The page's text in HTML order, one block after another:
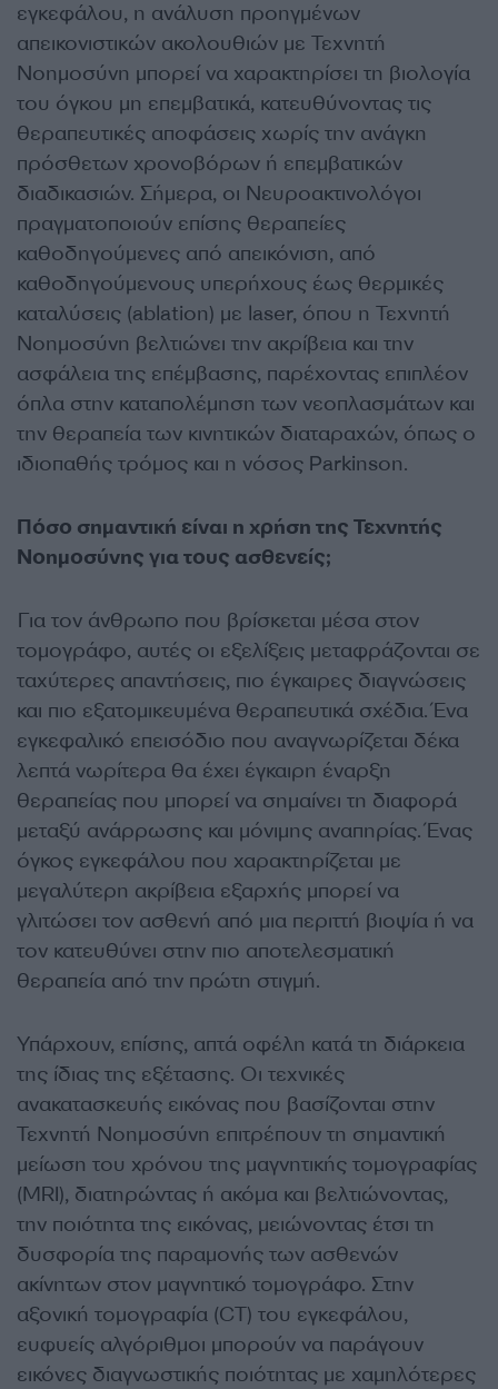
εγκεφάλου, η ανάλυση προηγμένων
απεικονιστικών ακολουθιών με Τεχνητή
Νοημοσύνη μπορεί να χαρακτηρίσει τη βιολογία
του όγκου μη επεμβατικά, κατευθύνοντας τις
θεραπευτικές αποφάσεις χωρίς την ανάγκη
πρόσθετων χρονοβόρων ή επεμβατικών
διαδικασιών. Σήμερα, οι Νευροακτινολόγοι
πραγματοποιούν επίσης θεραπείες
καθοδηγούμενες από απεικόνιση, από
καθοδηγούμενους υπερήχους έως θερμικές
καταλύσεις (ablation) με laser, όπου η Τεχνητή
Νοημοσύνη βελτιώνει την ακρίβεια και την
ασφάλεια της επέμβασης, παρέχοντας επιπλέον
όπλα στην καταπολέμηση των νεοπλασμάτων και
την θεραπεία των κινητικών διαταραχών, όπως ο
ιδιοπαθής τρόμος και η νόσος Parkinson.
Πόσο σημαντική είναι η χρήση της Τεχνητής
Νοημοσύνης για τους ασθενείς;
Για τον άνθρωπο που βρίσκεται μέσα στον
τομογράφο, αυτές οι εξελίξεις μεταφράζονται σε
ταχύτερες απαντήσεις, πιο έγκαιρες διαγνώσεις
και πιο εξατομικευμένα θεραπευτικά σχέδια. Ένα
εγκεφαλικό επεισόδιο που αναγνωρίζεται δέκα
λεπτά νωρίτερα θα έχει έγκαιρη έναρξη
θεραπείας που μπορεί να σημαίνει τη διαφορά
μεταξύ ανάρρωσης και μόνιμης αναπηρίας. Ένας
όγκος εγκεφάλου που χαρακτηρίζεται με
μεγαλύτερη ακρίβεια εξαρχής μπορεί να
γλιτώσει τον ασθενή από μια περιττή βιοψία ή να
τον κατευθύνει στην πιο αποτελεσματική
θεραπεία από την πρώτη στιγμή.
Υπάρχουν, επίσης, απτά οφέλη κατά τη διάρκεια
της ίδιας της εξέτασης. Οι τεχνικές
ανακατασκευής εικόνας που βασίζονται στην
Τεχνητή Νοημοσύνη επιτρέπουν τη σημαντική
μείωση του χρόνου της μαγνητικής τομογραφίας
(MRI), διατηρώντας ή ακόμα και βελτιώνοντας,
την ποιότητα της εικόνας, μειώνοντας έτσι τη
δυσφορία της παραμονής των ασθενών
ακίνητων στον μαγνητικό τομογράφο. Στην
αξονική τομογραφία (CT) του εγκεφάλου,
ευφυείς αλγόριθμοι μπορούν να παράγουν
εικόνες διαγνωστικής ποιότητας με χαμηλότερες